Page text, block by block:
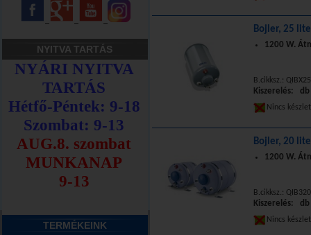
NYITVA TARTÁS
TERMÉKEINK
Bojler, 25
1200 W.
B.cikksz.:
Kiszerelés: db
Nincs
Bojler, 20
1200 W.
B.cikksz.:
Kiszerelés: db
Nincs